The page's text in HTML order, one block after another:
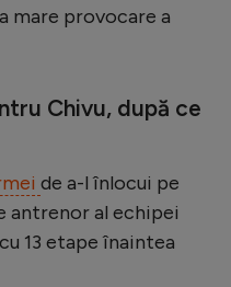
mare provocare a
Chivu, după ce
de a-l înlocui pe
antrenor al echipei
13 etape înaintea